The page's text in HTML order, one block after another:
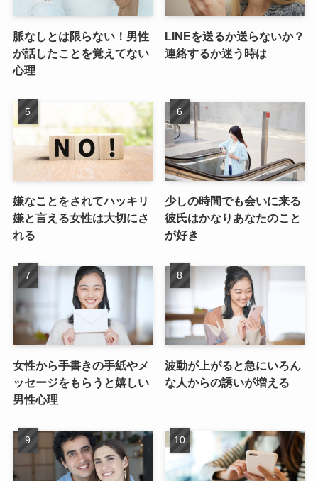
脈なしとは限らない！男性
が話したことを覚えてない
心理
LINEを送るか送らないか？
連絡するか迷う時は
嫌なことをされてハッキリ
嫌と言える女性は大切にさ
れる
少しの時間でも会いに来る
彼氏はかなりあなたのこと
が好き
女性から手書きの手紙やメ
ッセージをもらうと嬉しい
男性心理
波動が上がると急にいろん
な人からの誘いが増える